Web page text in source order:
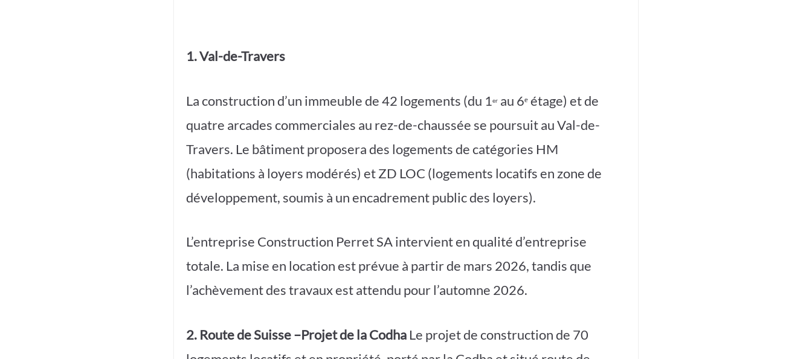
1. Val-de-Travers
La construction d’un immeuble de 42 logements (du 1er au 6ᵉ étage) et de
quatre arcades commerciales au rez-de-chaussée se poursuit au Val-de-
Travers. Le bâtiment proposera des logements de catégories HM
(habitations à loyers modérés) et ZD LOC (logements locatifs en zone de
développement, soumis à un encadrement public des loyers).
L’entreprise Construction Perret SA intervient en qualité d’entreprise
totale. La mise en location est prévue à partir de mars 2026, tandis que
l’achèvement des travaux est attendu pour l’automne 2026.
2. Route de Suisse –Projet de la Codha Le projet de construction de 70